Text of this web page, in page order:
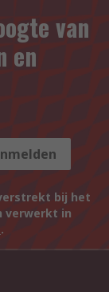
van
en
bij het
verwerkt in
.